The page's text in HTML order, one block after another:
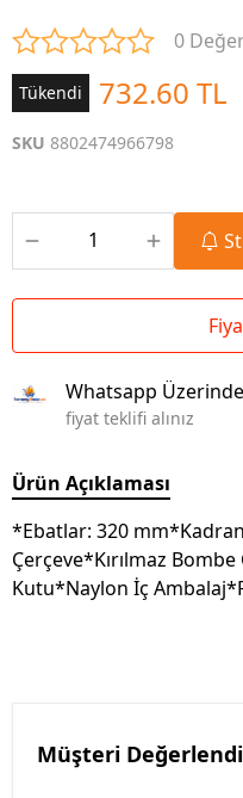
0
Tükendi 732.60 TL
SKU 8802474966798
Whatsapp
fiyat teklifi alınız
Ürün Açıklaması
*Ebatlar: 320
Çerçeve*Kırılmaz
Kutu*Naylon İç
Müşteri